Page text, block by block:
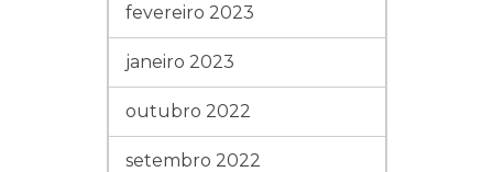
fevereiro 2023
janeiro 2023
outubro 2022
setembro 2022